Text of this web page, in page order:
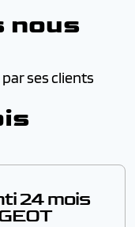
nous
par ses clients
24 mois